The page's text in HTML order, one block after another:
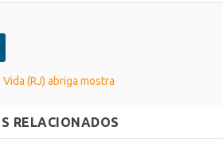
(RJ) abriga mostra
RELACIONADOS